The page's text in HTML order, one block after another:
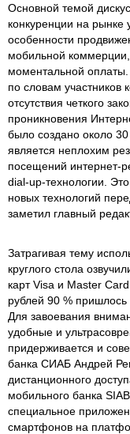
Основной темой
конкуренции на рынке
особенности
мобильной
моментальной оплаты.
по словам участников
отсутствия четкого
проникновения
было создано около
является неплохим
посещений интернет-
dial-up-технологии.
новых технологий
заметил главный
Затрагивая тему
круглого стола
карт Visa и Master
рублей 90 % пришлось
Для завоевания
удобные и
придерживается и
банка СИАБ Андрей
дистанционного
мобильного банка
специальное
смартфонов на